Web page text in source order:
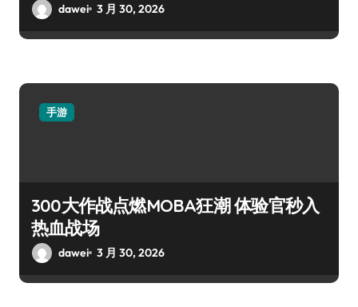
dawei 3 月 30, 2026
手游
300大作战点燃MOBA狂潮 体验官秒入
热血战场
dawei 3 月 30, 2026